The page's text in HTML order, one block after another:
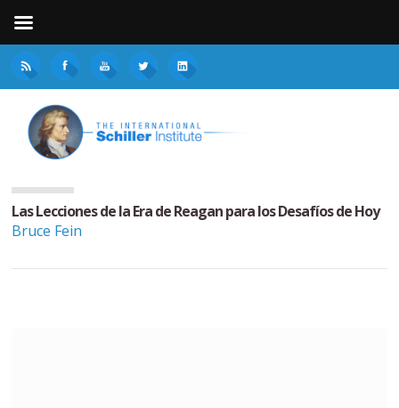
Las Lecciones de la Era de Reagan para los Desafíos de Hoy
Bruce Fein